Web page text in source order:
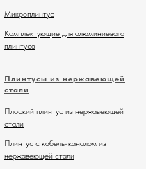
Микроплинтус
Комплектующие для алюминиевого
плинтуса
Плинтусы из нержавеющей
стали
Плоский плинтус из нержавеющей
стали
Плинтус с кабель-каналом из
нержавеющей стали